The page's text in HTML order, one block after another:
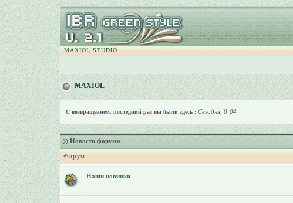
MAXIOL STUDIO
MAXIOL
С возвращением, последний раз вы были здесь : Сегодня, 0:04
Новости форума
Форум
Наши новинки